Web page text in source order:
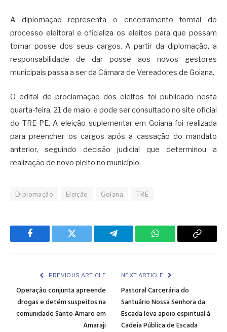
A diplomação representa o encerramento formal do
processo eleitoral e oficializa os eleitos para que possam
tomar posse dos seus cargos. A partir da diplomação, a
responsabilidade de dar posse aos novos gestores
municipais passa a ser da Câmara de Vereadores de Goiana.
O edital de proclamação dos eleitos foi publicado nesta
quarta-feira, 21 de maio, e pode ser consultado no site oficial
do TRE-PE. A eleição suplementar em Goiana foi realizada
para preencher os cargos após a cassação do mandato
anterior, seguindo decisão judicial que determinou a
realização de novo pleito no município.
Diplomação Eleição Goiana TRE
Facebook Twitter Telegram WhatsApp Copy
PREVIOUS ARTICLE
Operação conjunta apreende
drogas e detém suspeitos na
comunidade Santo Amaro em
Amaraji
NEXT ARTICLE
Pastoral Carcerária do
Santuário Nossa Senhora da
Escada leva apoio espiritual à
Cadeia Pública de Escada